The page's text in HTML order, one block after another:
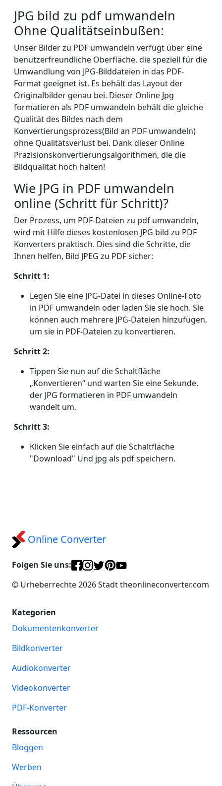
JPG bild zu pdf umwandeln
Ohne Qualitätseinbußen:
Unser Bilder zu PDF umwandeln verfügt über eine
benutzerfreundliche Oberfläche, die speziell für die
Umwandlung von JPG-Bilddateien in das PDF-
Format geeignet ist. Es behält das Layout der
Originalbilder genau bei. Dieser Online Jpg
formatieren als PDF umwandeln behält die gleiche
Qualität des Bildes nach dem
Konvertierungsprozess(Bild an PDF umwandeln)
ohne Qualitätsverlust bei. Dank dieser Online
Präzisionskonvertierungsalgorithmen, die die
Bildqualität hoch halten!
Wie JPG in PDF umwandeln
online (Schritt für Schritt)?
Der Prozess, um PDF-Dateien zu pdf umwandeln,
wird mit Hilfe dieses kostenlosen JPG bild zu PDF
Konverters praktisch. Dies sind die Schritte, die
Ihnen helfen, Bild JPEG zu PDF ​sicher:
Schritt 1:
Legen Sie eine JPG-Datei in dieses Online-Foto
in PDF umwandeln oder laden Sie sie hoch. Sie
können auch mehrere JPG-Dateien hinzufügen,
um sie in PDF-Dateien zu konvertieren.
Schritt 2:
Tippen Sie nun auf die Schaltfläche
„Konvertieren“ und warten Sie eine Sekunde,
der JPG formatieren in PDF umwandeln
wandelt um.
Schritt 3:
Klicken Sie einfach auf die Schaltfläche
"Download" Und jpg als pdf speichern.
Online Converter
Folgen Sie uns:
© Urheberrechte 2026 Stadt theonlineconverter.com
Kategorien
Dokumentenkonverter
Bildkonverter
Audiokonverter
Videokonverter
PDF-Konverter
Ressourcen
Bloggen
Werben